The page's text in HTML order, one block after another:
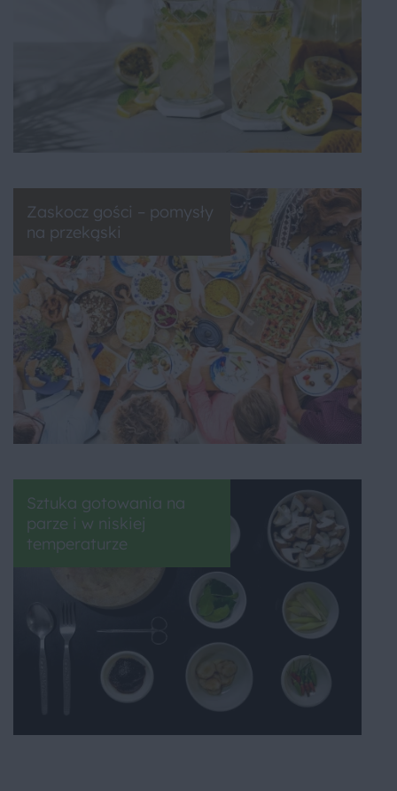
Zaskocz gości – pomysły
na przekąski
Sztuka gotowania na
parze i w niskiej
temperaturze